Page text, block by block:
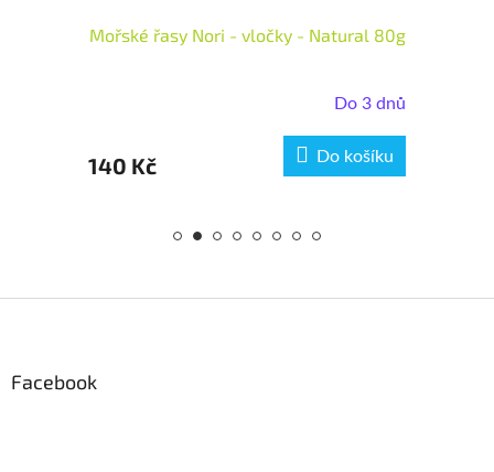
Mořské řasy Nori - vločky - Natural 80g
Do 3 dnů
140 Kč Do košíku
Facebook